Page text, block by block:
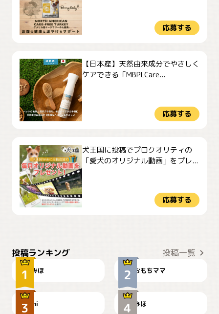
応募する
【日本産】天然由来成分でやさしく
ケアできる「MBPLCare...
応募する
犬王国に投稿でプロクオリティの
「愛犬のオリジナル動画」をプレ...
応募する
投稿ランキング 投稿一覧
みほ おもちママ
可愛い？
mi
見てるぞぉ
みほ
🌻とむぎ！
ドーベルマンのお友達邸に
て